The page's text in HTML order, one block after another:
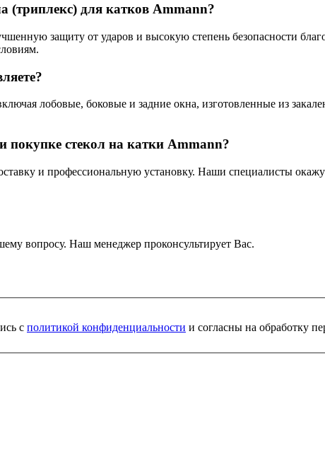
(триплекс) для катков Ammann?
защиту от ударов и высокую степень безопасности
лобовые, боковые и задние окна, изготовленные из
покупке стекол на катки Ammann?
и профессиональную установку. Наши специалисты
вопросу. Наш менеджер проконсультирует Вас.
с политикой конфиденциальности и согласны на обработку